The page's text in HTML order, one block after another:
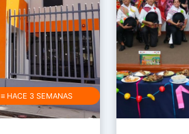
≡ HACE 3 SEMANAS